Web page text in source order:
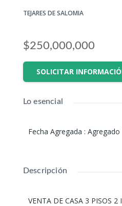
TEJARES DE SALOMIA
$250,000,000
SOLICITAR
Lo esencial
Fecha Agregada : Agregado
Descripción
VENTA DE CASA 3 PISOS 2